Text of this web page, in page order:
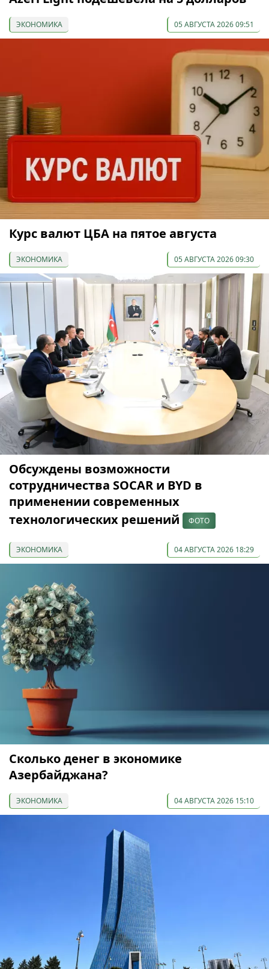
ЭКОНОМИКА 05 АВГУСТА 2026 09:51
Курс валют ЦБА на пятое августа
ЭКОНОМИКА 05 АВГУСТА 2026 09:30
Обсуждены возможности
сотрудничества SOCAR и BYD в
применении современных
технологических решений
ФОТО
ЭКОНОМИКА 04 АВГУСТА 2026 18:29
Сколько денег в экономике
Азербайджана?
ЭКОНОМИКА 04 АВГУСТА 2026 15:10